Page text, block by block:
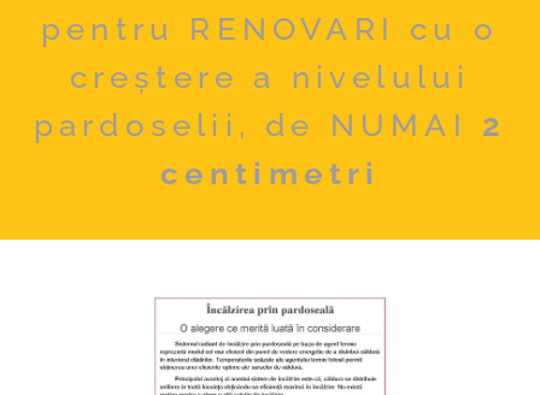
pentru RENOVARI cu o
creștere a nivelului
pardoselii, de NUMAI 2
centimetri